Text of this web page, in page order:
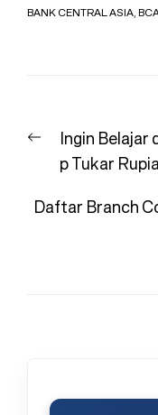
BANK CENTRAL ASIA,
pos
Previous
post:
Ingin Belajar
p Tukar
Daftar Branch